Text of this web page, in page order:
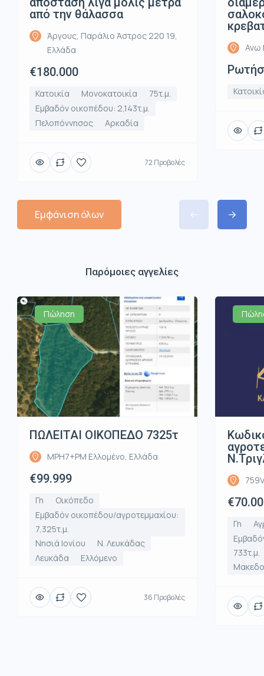
από την θάλασσα
Άργους, Παράλιο Άστρος 220 19,
Ελλάδα
€180.000
Κατοικία Μονοκατοικία
75τ.μ.
Εμβαδόν οικοπέδου: 2,143τ.μ.
Πελοπόννησος
Αρκαδία
72 Προβολές
Ανω
Εμφάνιση όλων
Παρόμοιες αγγελίες
Πώληση
ΠΩΛΕΙΤΑΙ ΟΙΚΟΠΕΔΟ 7325τ
MPH7+PM Ελλομένο, Ελλάδα
€99.999
Γη
Οικόπεδο
Εμβαδόν οικοπέδου/αγροτεμμαχίου:
7,325τ.μ.
Νησιά Ιονίου
Ν. Λευκάδας
Λευκάδα
Ελλόμενο
36 Προβολές
Γη
733τ.μ.